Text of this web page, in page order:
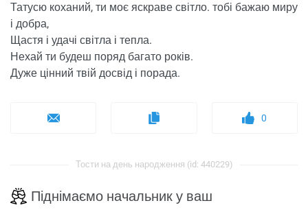
Татусю коханий, ти моє яскраве світло. тобі бажаю миру
і добра,
Щастя і удачі світла і тепла.
Нехай ти будеш поряд багато років.
Дуже цінний твій досвід і порада.
0
Тости на день народження (id: 440229)
Піднімаємо начальник у ваш